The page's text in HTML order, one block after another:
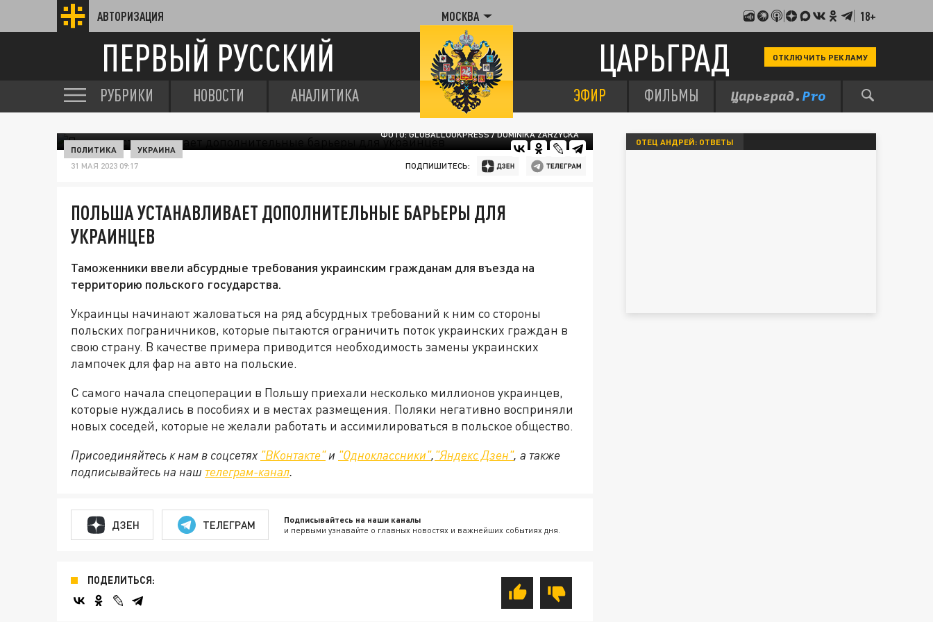
АВТОРИЗАЦИЯ МОСКВА 18+
ПЕРВЫЙ РУССКИЙ ЦАРЬГРАД ОТКЛЮЧИТЬ РЕКЛАМУ
РУБРИКИ НОВОСТИ АНАЛИТИКА ЭФИР ФИЛЬМЫ
ФОТО: GLOBALLOOKPRESS / DOMINIKA ZARZYCKA
ПОЛИТИКА УКРАИНА
31 МАЯ 2023 09:17 ПОДПИШИТЕСЬ:
ПОЛЬША УСТАНАВЛИВАЕТ ДОПОЛНИТЕЛЬНЫЕ БАРЬЕРЫ ДЛЯ
УКРАИНЦЕВ
Таможенники ввели абсурдные требования украинским гражданам для въезда на
территорию польского государства.
Украинцы начинают жаловаться на ряд абсурдных требований к ним со стороны
польских пограничников, которые пытаются ограничить поток украинских граждан в
свою страну. В качестве примера приводится необходимость замены украинских
лампочек для фар на авто на польские.
С самого начала спецоперации в Польшу приехали несколько миллионов украинцев,
которые нуждались в пособиях и в местах размещения. Поляки негативно восприняли
новых соседей, которые не желали работать и ассимилироваться в польское общество.
Присоединяйтесь к нам в соцсетях "ВКонтакте"и "Одноклассники","Яндекс Дзен", а также
подписывайтесь на наш телеграм-канал.
ДЗЕН ТЕЛЕГРАМ Подписывайтесь на наши каналы
и первыми узнавайте о главных новостях и важнейших событиях дня.
ПОДЕЛИТЬСЯ:
ОТЕЦ АНДРЕЙ: ОТВЕТЫ